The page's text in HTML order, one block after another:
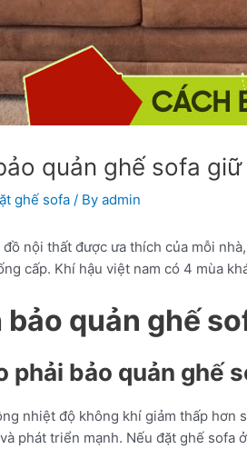
quản ghế sofa
ghế sofa / By admin
đồ nội thất được ưa thích của mỗi
cấp. Khí hậu việt nam có 4 mùa
bảo quản ghế
phải bảo quản ghế
nhiệt độ không khí giảm thấp
phát triển mạnh. Nếu đặt ghế sofa